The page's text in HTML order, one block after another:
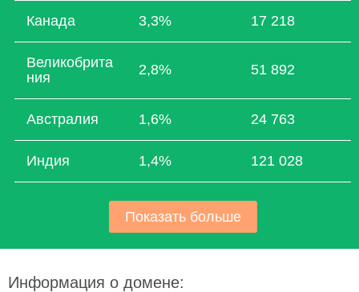
Канада 3,3% 17 218
Великобрита
ния
2,8% 51 892
Австралия 1,6% 24 763
Индия 1,4% 121 028
Показать больше
Информация о домене: